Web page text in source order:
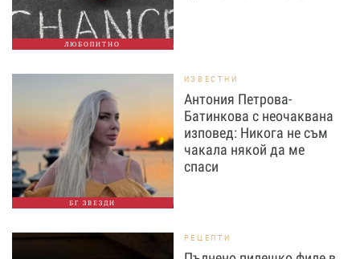
ЛЮБОПИТНО
БГ ЗВЕЗДИ
ИЗВЕСТНИ
Антония Петрова-
Батинкова с неочаквана
изповед: Никога не съм
чакала някой да ме
спаси
РЕЦЕПТИ